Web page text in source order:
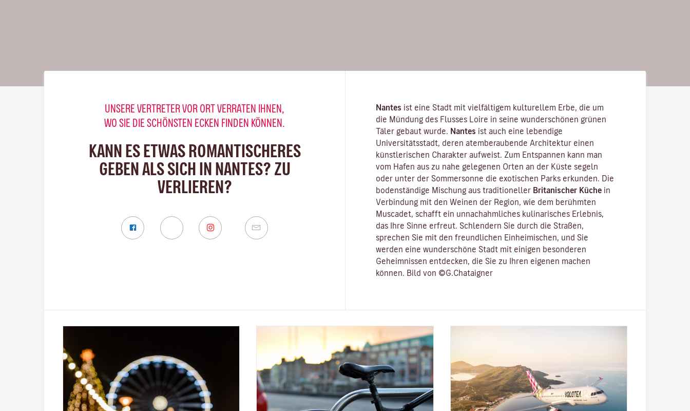
UNSERE VERTRETER VOR ORT VERRATEN IHNEN,
WO SIE DIE SCHÖNSTEN ECKEN FINDEN KÖNNEN.
KANN ES ETWAS ROMANTISCHERES
GEBEN ALS SICH IN NANTES? ZU
VERLIEREN?
Nantes ist eine Stadt mit vielfältigem kulturellem Erbe, die um
die Mündung des Flusses Loire in seine wunderschönen grünen
Täler gebaut wurde.
Nantes ist auch eine lebendige
Universitätsstadt , deren atemberaubende Architektur einen
künstlerischen Charakter aufweist. Zum Entspannen kann man
vom Hafen aus zu nahe gelegenen Orten an der Küste segeln
oder unter der Sommersonne die exotischen Parks erkunden. Die
bodenständige Mischung aus traditioneller Britanischer Küche in
Verbindung mit den Weinen der Region, wie dem berühmten
Muscadet , schafft ein unnachahmliches kulinarisches Erlebnis,
das Ihre Sinne erfreut. Schlendern Sie durch die Straßen,
sprechen Sie mit den freundlichen Einheimischen, und Sie
werden eine wunderschöne Stadt mit einigen besonderen
Geheimnissen entdecken, die Sie zu Ihren eigenen machen
können. Bild von ©G.Chataigner